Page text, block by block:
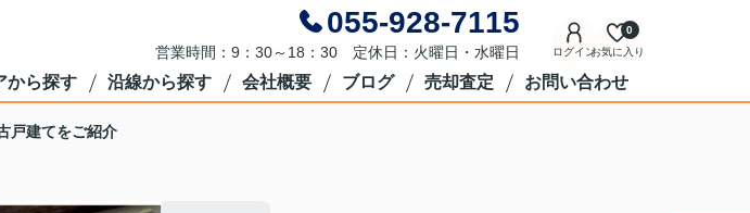
055-928-7115
営業時間：9：30～18：30 定休日：火曜日・水曜日 ログインお気に入り
0
から探す 沿線から探す 会社概要 ブログ 売却査定 お問い合わせ
戸建てをご紹介